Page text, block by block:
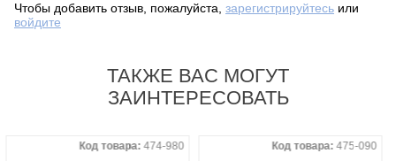
Чтобы добавить отзыв, пожалуйста, зарегистрируйтесь или
войдите
ТАКЖЕ ВАС МОГУТ
ЗАИНТЕРЕСОВАТЬ
Код товара:474-980 Код товара:475-090